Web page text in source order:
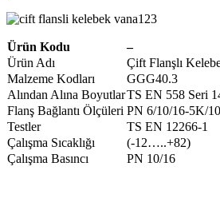
Ürün Kodu
–
Ürün Adı
Çift Flanşlı
Malzeme Kodları
GGG40.3
Alından Alına BoyutlarTS EN 558 Seri
Flanş Bağlantı Ölçüleri PN 6/10/16-5K/
Testler
TS EN 12266-1
Çalışma Sıcaklığı
(-12…..+82)
Çalışma Basıncı
PN 10/16